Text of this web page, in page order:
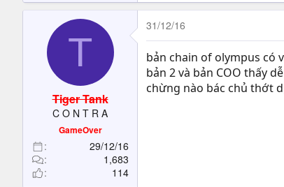
T
Tiger Tank
C O N T R A
GameOver
29/12/16
1,683
114
31/12/16
bản chain of olympus có
bản 2 và bản COO thấy
chừng nào bác chủ thớt